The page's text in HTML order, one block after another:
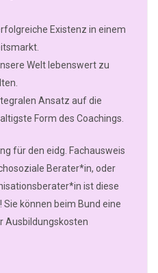
Existenz in einem
Welt lebenswert zu
Ansatz auf die
Form des Coachings.
für den eidg. Fachausweis
Berater*in, oder
ist diese
können beim Bund eine
Ausbildungskosten